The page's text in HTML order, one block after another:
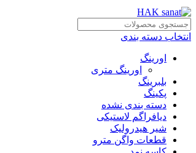
انتخاب دسته بندی
اورینگ
اورینگ متری
بلبرینگ
پکینگ
دسته بندی نشده
دیافراگم لاستیکی
شیر هیدرولیک
قطعات واگن مترو